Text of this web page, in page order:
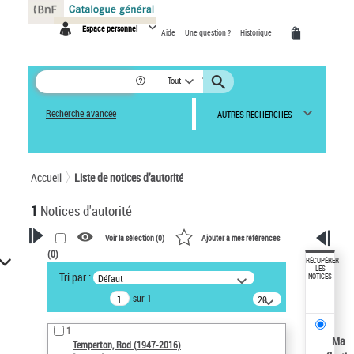
Espace personnel Aide Une question ? Historique
Tout
Recherche avancée AUTRES RECHERCHES
Accueil Liste de notices d’autorité
1 Notices d'autorité
VOTRE RECHERCHE
Recherche avancée dans les
notices d’autorité
Œuvres liées à l'auteur :
Temperton, Rod (1947-2016)
Voir la sélection (0) Ajouter à mes références
(0)
Tri par : Défaut
sur 1
20
résultats/page
1
Temperton, Rod (1947-2016)
RÉCUPÉRER
LES
NOTICES
Ma
Panneau de gestion des cookies